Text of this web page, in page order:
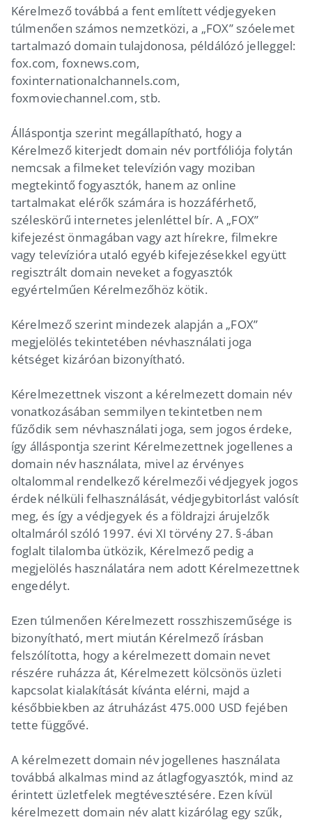
Kérelmező továbbá a fent említett védjegyeken
túlmenően számos nemzetközi, a „FOX” szóelemet
tartalmazó domain tulajdonosa, példálózó jelleggel:
fox.com, foxnews.com,
foxinternationalchannels.com,
foxmoviechannel.com, stb.
Álláspontja szerint megállapítható, hogy a
Kérelmező kiterjedt domain név portfóliója folytán
nemcsak a filmeket televízión vagy moziban
megtekintő fogyasztók, hanem az online
tartalmakat elérők számára is hozzáférhető,
széleskörű internetes jelenléttel bír. A „FOX”
kifejezést önmagában vagy azt hírekre, filmekre
vagy televízióra utaló egyéb kifejezésekkel együtt
regisztrált domain neveket a fogyasztók
egyértelműen Kérelmezőhöz kötik.
Kérelmező szerint mindezek alapján a „FOX”
megjelölés tekintetében névhasználati joga
kétséget kizáróan bizonyítható.
Kérelmezettnek viszont a kérelmezett domain név
vonatkozásában semmilyen tekintetben nem
fűződik sem névhasználati joga, sem jogos érdeke,
így álláspontja szerint Kérelmezettnek jogellenes a
domain név használata, mivel az érvényes
oltalommal rendelkező kérelmezői védjegyek jogos
érdek nélküli felhasználását, védjegybitorlást valósít
meg, és így a védjegyek és a földrajzi árujelzők
oltalmáról szóló 1997. évi XI törvény 27. §-ában
foglalt tilalomba ütközik, Kérelmező pedig a
megjelölés használatára nem adott Kérelmezettnek
engedélyt.
Ezen túlmenően Kérelmezett rosszhiszeműsége is
bizonyítható, mert miután Kérelmező írásban
felszólította, hogy a kérelmezett domain nevet
részére ruházza át, Kérelmezett kölcsönös üzleti
kapcsolat kialakítását kívánta elérni, majd a
későbbiekben az átruházást 475.000 USD fejében
tette függővé.
A kérelmezett domain név jogellenes használata
továbbá alkalmas mind az átlagfogyasztók, mind az
érintett üzletfelek megtévesztésére. Ezen kívül
kérelmezett domain név alatt kizárólag egy szűk,